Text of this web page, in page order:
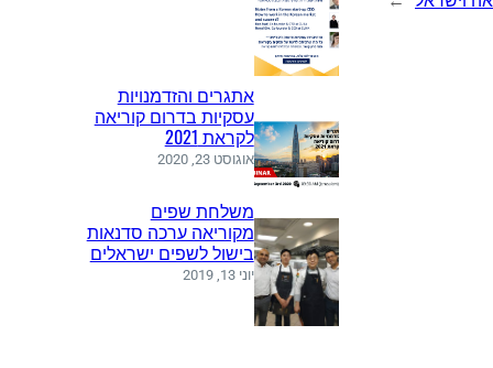
אתגרים והזדמנויות
עסקיות בדרום קוריאה
לקראת 2021
אוגוסט 23, 2020
משלחת שפים
מקוריאה ערכה סדנאות
בישול לשפים ישראלים
יוני 13, 2019